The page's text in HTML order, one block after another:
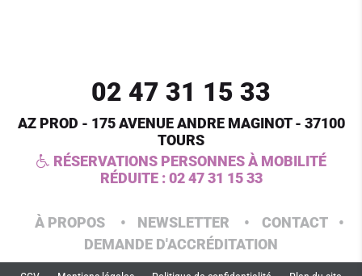
02 47 31 15 33
AZ PROD - 175 AVENUE ANDRE MAGINOT - 37100
TOURS
RÉSERVATIONS PERSONNES À MOBILITÉ
RÉDUITE : 02 47 31 15 33
À PROPOS NEWSLETTER
CONTACT
DEMANDE D'ACCRÉDITATION